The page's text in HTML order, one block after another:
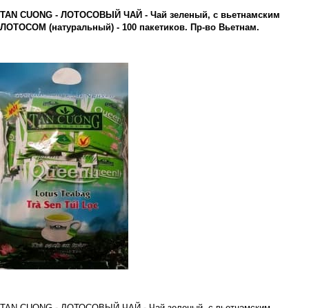
TAN CUONG - ЛОТОСОВЫЙ ЧАЙ - Чай зеленый, с вьетнамским
ЛОТОСОМ (натуральный) - 100 пакетиков. Пр-во Вьетнам.